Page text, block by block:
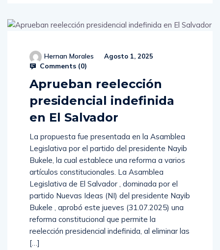
Hernan Morales Agosto 1, 2025
Comments (0)
Aprueban reelección
presidencial indefinida
en El Salvador
La propuesta fue presentada en la Asamblea
Legislativa por el partido del presidente Nayib
Bukele, la cual establece una reforma a varios
artículos constitucionales. La Asamblea
Legislativa de El Salvador , dominada por el
partido Nuevas Ideas (NI) del presidente Nayib
Bukele , aprobó este jueves (31.07.2025) una
reforma constitucional que permite la
reelección presidencial indefinida, al eliminar las
[…]